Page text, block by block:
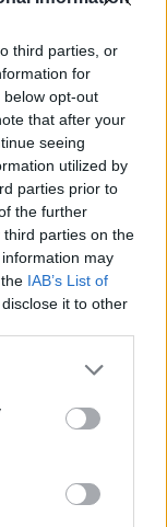
third parties, or
for
opt-out
that after your
seeing
utilized by
parties prior to
the further
parties on the
may
IAB’s List of
it to other
or more Google
You may click to
party tags to
in below Google
θα ενδιέφερε
ήταν πρώτη
αυτοκίνητο
αντί του
είχε προσβάλει